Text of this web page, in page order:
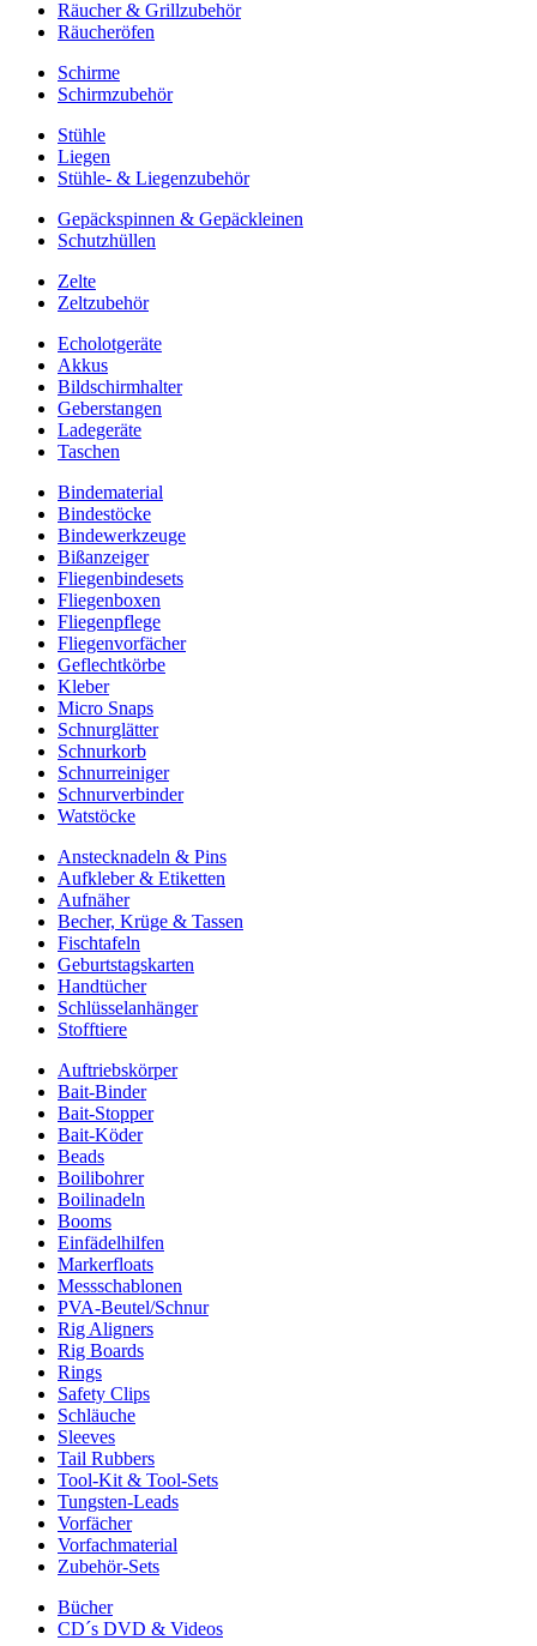
Räucher & Grillzubehör
Räucheröfen
Schirme
Schirmzubehör
Stühle
Liegen
Stühle- & Liegenzubehör
Gepäckspinnen & Gepäckleinen
Schutzhüllen
Zelte
Zeltzubehör
Echolotgeräte
Akkus
Bildschirmhalter
Geberstangen
Ladegeräte
Taschen
Bindematerial
Bindestöcke
Bindewerkzeuge
Bißanzeiger
Fliegenbindesets
Fliegenboxen
Fliegenpflege
Fliegenvorfächer
Geflechtkörbe
Kleber
Micro Snaps
Schnurglätter
Schnurkorb
Schnurreiniger
Schnurverbinder
Watstöcke
Anstecknadeln & Pins
Aufkleber & Etiketten
Aufnäher
Becher, Krüge & Tassen
Fischtafeln
Geburtstagskarten
Handtücher
Schlüsselanhänger
Stofftiere
Auftriebskörper
Bait-Binder
Bait-Stopper
Bait-Köder
Beads
Boilibohrer
Boilinadeln
Booms
Einfädelhilfen
Markerfloats
Messschablonen
PVA-Beutel/Schnur
Rig Aligners
Rig Boards
Rings
Safety Clips
Schläuche
Sleeves
Tail Rubbers
Tool-Kit & Tool-Sets
Tungsten-Leads
Vorfächer
Vorfachmaterial
Zubehör-Sets
Bücher
CD´s DVD & Videos